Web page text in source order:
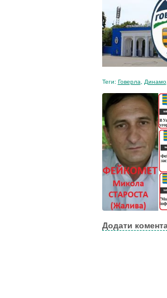
Теги: Говерла Динамо,
Додати